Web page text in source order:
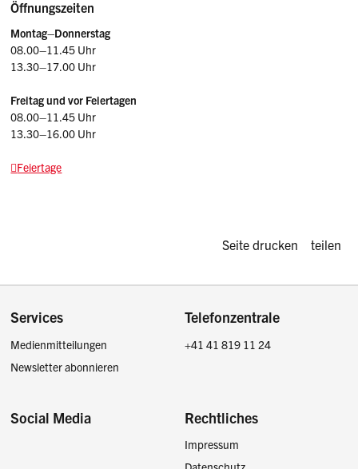
Öffnungszeiten
Montag–Donnerstag
08.00–11.45 Uhr
13.30–17.00 Uhr
Freitag und vor Feiertagen
08.00–11.45 Uhr
13.30–16.00 Uhr
Feiertage
Diese Seite
Seite drucken teilen
Footer
Services
Medienmitteilungen
Newsletter abonnieren
Telefonzentrale
+41 41 819 11 24
Social Media Rechtliches
Impressum